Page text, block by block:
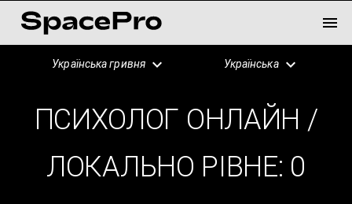
Українська гривня Українська
ПСИХОЛОГ ОНЛАЙН /
ЛОКАЛЬНО РІВНЕ: 0